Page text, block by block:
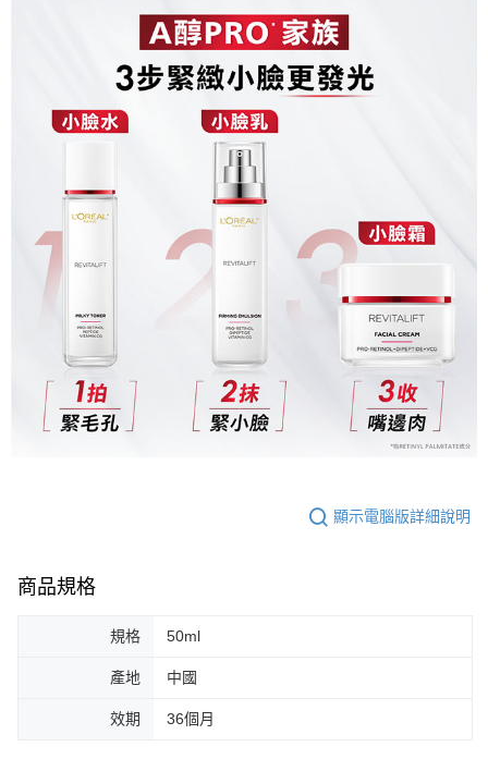
顯示電腦版詳細說明
商品規格
規格 50ml
產地 中國
效期 36個月